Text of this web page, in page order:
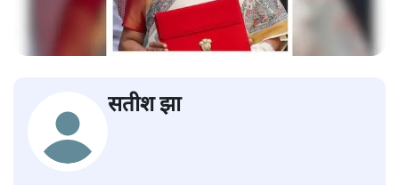
सतीश झा